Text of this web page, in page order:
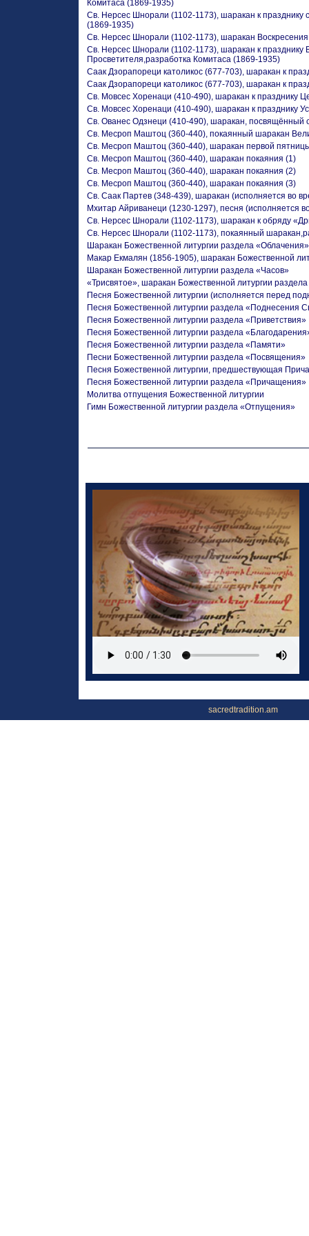
Комитаса (1869-1935)
Св. Нерсес Шнорали (1102-1173), шаракан к празднику
(1869-1935)
Св. Нерсес Шнорали (1102-1173), шаракан Воскресения
Св. Нерсес Шнорали (1102-1173), шаракан к празднику
Просветителя,разработка Комитаса (1869-1935)
Саак Дзорапореци католикос (677-703), шаракан к
Саак Дзорапореци католикос (677-703), шаракан к
Св. Мовсес Хоренаци (410-490), шаракан к празднику
Св. Мовсес Хоренаци (410-490), шаракан к празднику
Св. Ованес Одзнеци (410-490), шаракан, посвящённый
Св. Месроп Маштоц (360-440), покаянный шаракан
Св. Месроп Маштоц (360-440), шаракан первой
Св. Месроп Маштоц (360-440), шаракан покаяния (1)
Св. Месроп Маштоц (360-440), шаракан покаяния (2)
Св. Месроп Маштоц (360-440), шаракан покаяния (3)
Св. Саак Партев (348-439), шаракан (исполняется во
Мхитар Айриванеци (1230-1297), песня (исполняется
Св. Нерсес Шнорали (1102-1173), шаракан к обряду
Св. Нерсес Шнорали (1102-1173), покаянный
Шаракан Божественной литургии раздела «Облачения»
Макар Екмалян (1856-1905), шаракан Божественной
Шаракан Божественной литургии раздела «Часов»
«Трисвятое», шаракан Божественной литургии
Песня Божественной литургии (исполняется перед
Песня Божественной литургии раздела «Поднесения
Песня Божественной литургии раздела «Приветствия»
Песня Божественной литургии раздела
Песня Божественной литургии раздела «Памяти»
Песни Божественной литургии раздела «Посвящения»
Песня Божественной литургии, предшествующая
Песня Божественной литургии раздела «Причащения»
Молитва отпущения Божественной литургии
Гимн Божественной литургии раздела «Отпущения»
sacredtradition.am